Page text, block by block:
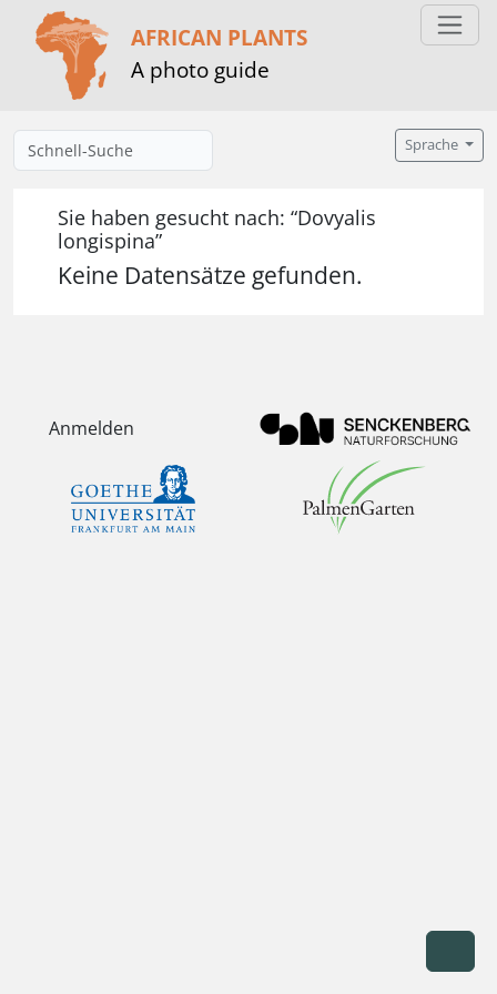
AFRICAN PLANTS
A photo guide
Sprache
Sie haben gesucht nach: “Dovyalis
longispina”
Keine Datensätze gefunden.
Anmelden